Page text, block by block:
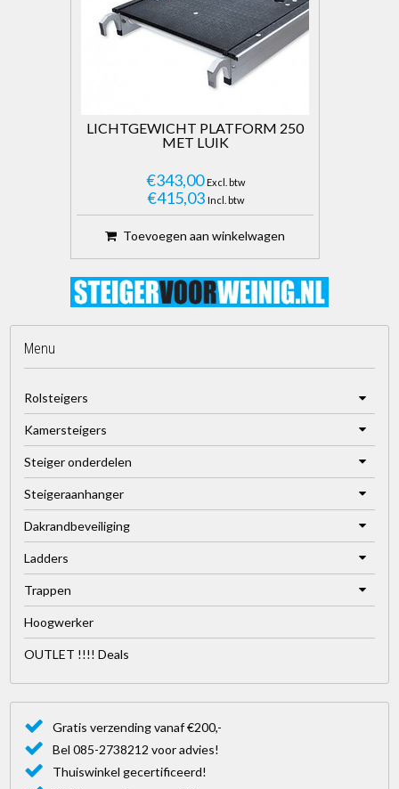
LICHTGEWICHT PLATFORM 250
MET LUIK
€343,00 Excl. btw
€415,03 Incl. btw
Toevoegen aan winkelwagen
Menu
Rolsteigers
Kamersteigers
Steiger onderdelen
Steigeraanhanger
Dakrandbeveiliging
Ladders
Trappen
Hoogwerker
OUTLET !!!! Deals
Gratis verzending vanaf €200,-
Bel 085-2738212 voor advies!
Thuiswinkel gecertificeerd!